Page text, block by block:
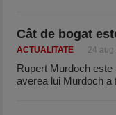
Cât de bogat
ACTUALITATE 24 aug
Rupert Murdoch este
averea lui Murdoch a